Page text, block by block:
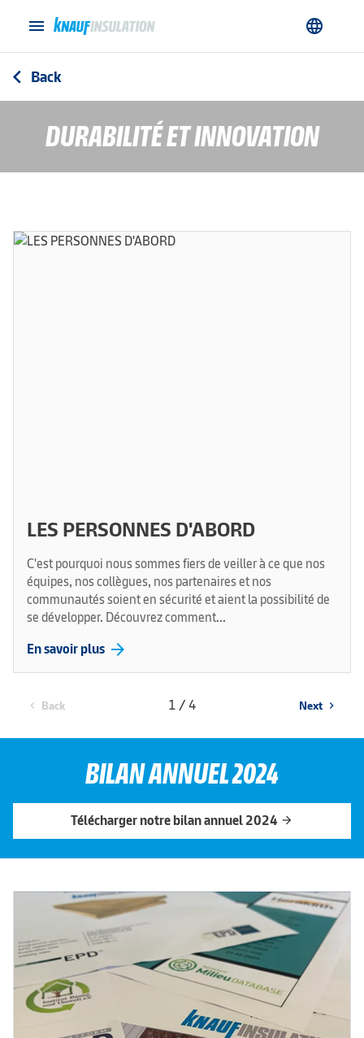
menu language
arrow_back_ios Back
DURABILITÉ ET INNOVATION
LES PERSONNES D'ABORD
C'est pourquoi nous sommes fiers de veiller à ce que nos
équipes, nos collègues, nos partenaires et nos
communautés soient en sécurité et aient la possibilité de
se développer. Découvrez comment...
En savoir plus arrow_forward
chevron_left Back 1 / 4 Next chevron_right
BILAN ANNUEL 2024
Télécharger notre bilan annuel 2024 arrow_forward